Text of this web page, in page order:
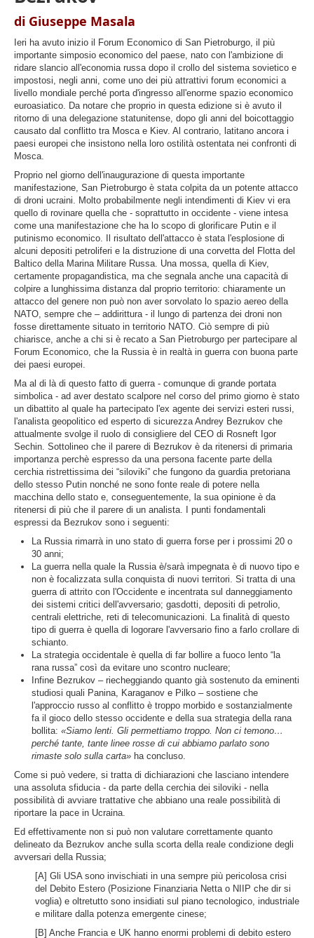
di Giuseppe Masala
Ieri ha avuto inizio il Forum Economico di San Pietroburgo, il più
importante simposio economico del paese, nato con l'ambizione di
ridare slancio all'economia russa dopo il crollo del sistema sovietico e
impostosi, negli anni, come uno dei più attrattivi forum economici a
livello mondiale perché porta d'ingresso all'enorme spazio economico
euroasiatico. Da notare che proprio in questa edizione si è avuto il
ritorno di una delegazione statunitense, dopo gli anni del boicottaggio
causato dal conflitto tra Mosca e Kiev. Al contrario, latitano ancora i
paesi europei che insistono nella loro ostilità ostentata nei confronti di
Mosca.
Proprio nel giorno dell'inaugurazione di questa importante
manifestazione, San Pietroburgo è stata colpita da un potente attacco
di droni ucraini. Molto probabilmente negli intendimenti di Kiev vi era
quello di rovinare quella che - soprattutto in occidente - viene intesa
come una manifestazione che ha lo scopo di glorificare Putin e il
putinismo economico. Il risultato dell'attacco è stata l'esplosione di
alcuni depositi petroliferi e la distruzione di una corvetta del Flotta del
Baltico della Marina Militare Russa. Una mossa, quella di Kiev,
certamente propagandistica, ma che segnala anche una capacità di
colpire a lunghissima distanza dal proprio territorio: chiaramente un
attacco del genere non può non aver sorvolato lo spazio aereo della
NATO, sempre che – addirittura - il lungo di partenza dei droni non
fosse direttamente situato in territorio NATO. Ciò sempre di più
chiarisce, anche a chi si è recato a San Pietroburgo per partecipare al
Forum Economico, che la Russia è in realtà in guerra con buona parte
dei paesi europei.
Ma al di là di questo fatto di guerra - comunque di grande portata
simbolica - ad aver destato scalpore nel corso del primo giorno è stato
un dibattito al quale ha partecipato l'ex agente dei servizi esteri russi,
l'analista geopolitico ed esperto di sicurezza Andrey Bezrukov che
attualmente svolge il ruolo di consigliere del CEO di Rosneft Igor
Sechin. Sottolineo che il parere di Bezrukov è da ritenersi di primaria
importanza perchè espresso da una persona facente parte della
cerchia ristrettissima dei “siloviki” che fungono da guardia pretoriana
dello stesso Putin nonché ne sono fonte reale di potere nella
macchina dello stato e, conseguentemente, la sua opinione è da
ritenersi di più che il parere di un analista. I punti fondamentali
espressi da Bezrukov sono i seguenti:
La Russia rimarrà in uno stato di guerra forse per i prossimi 20 o
30 anni;
La guerra nella quale la Russia è/sarà impegnata è di nuovo tipo e
non è focalizzata sulla conquista di nuovi territori. Si tratta di una
guerra di attrito con l'Occidente e incentrata sul danneggiamento
dei sistemi critici dell'avversario; gasdotti, depositi di petrolio,
centrali elettriche, reti di telecomunicazioni. La finalità di questo
tipo di guerra è quella di logorare l'avversario fino a farlo crollare di
schianto.
La strategia occidentale è quella di far bollire a fuoco lento “la
rana russa” così da evitare uno scontro nucleare;
Infine Bezrukov – riecheggiando quanto già sostenuto da eminenti
studiosi quali Panina, Karaganov e Pilko – sostiene che
l'approccio russo al conflitto è troppo morbido e sostanzialmente
fa il gioco dello stesso occidente e della sua strategia della rana
bollita: «Siamo lenti. Gli permettiamo troppo. Non ci temono…
perché tante, tante linee rosse di cui abbiamo parlato sono
rimaste solo sulla carta» ha concluso.
Come si può vedere, si tratta di dichiarazioni che lasciano intendere
una assoluta sfiducia - da parte della cerchia dei siloviki - nella
possibilità di avviare trattative che abbiano una reale possibilità di
riportare la pace in Ucraina.
Ed effettivamente non si può non valutare correttamente quanto
delineato da Bezrukov anche sulla scorta della reale condizione degli
avversari della Russia;
[A] Gli USA sono invischiati in una sempre più pericolosa crisi
del Debito Estero (Posizione Finanziaria Netta o NIIP che dir si
voglia) e oltretutto sono insidiati sul piano tecnologico, industriale
e militare dalla potenza emergente cinese;
[B] Anche Francia e UK hanno enormi problemi di debito estero